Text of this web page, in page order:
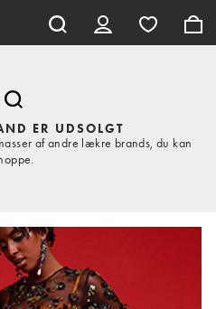
ER UDSOLGT
af andre lækre brands, du kan